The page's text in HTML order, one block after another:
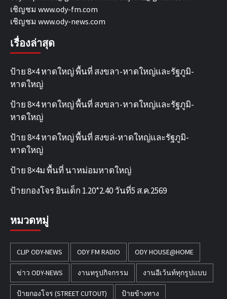
เชิญชม www.ody-fm.com
เชิญชม www.ody-news.com
เรื่องล่าสุด
ป้าย 8×4 หาดใหญ่ พื้นที่ สงขลา-หาดใหญ่และรัฐภูมิ-
หาดใหญ่
ป้าย 8×4 หาดใหญ่ พื้นที่ สงขลา-หาดใหญ่และรัฐภูมิ-
หาดใหญ่
ป้าย 8×4 หาดใหญ่ พื้นที่ สงขล่-หาดใหญ่และรัฐภูมิ-
หาดใหญ่
ป้าย 8×4ม พื้นที่ นาหม่อมหาดใหญ่
ป้ายกองโจร อินเด็ก 1.20*2.40 วันที่5 ส.ค.2569
หมวดหมู่
CLIP ODY-NEWS ODY FM RADIO ODY HOUSE@HOME
ข่าว ODY-NEWS งานทรูปกิจกรรม งานอีเว้นท์ทุกรูปแบบ
ป้ายกองโจร (STREET CUTOUT) ป้ายข้างทาง